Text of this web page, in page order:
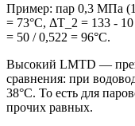
Пример: пар 0,3 МПа
= 73°C, ΔT_2 = 133 -
= 50 / 0,522 = 96°C.
Высокий LMTD —
сравнения: при
38°C. То есть для
прочих равных.